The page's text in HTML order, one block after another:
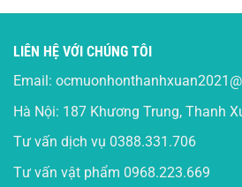
LIÊN HỆ VỚI CHÚNG TÔI
Email:
Hà Nội: 187 Khương Trung, Thanh
Tư vấn dịch vụ 0388.331.706
Tư vấn vật phẩm 0968.223.669